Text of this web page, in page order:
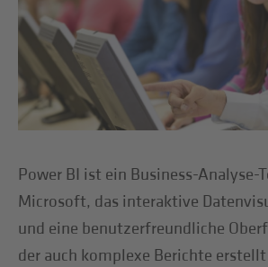
Power BI ist ein Business-Analyse-
Microsoft, das interaktive
und eine benutzerfreundliche
der auch komplexe Berichte